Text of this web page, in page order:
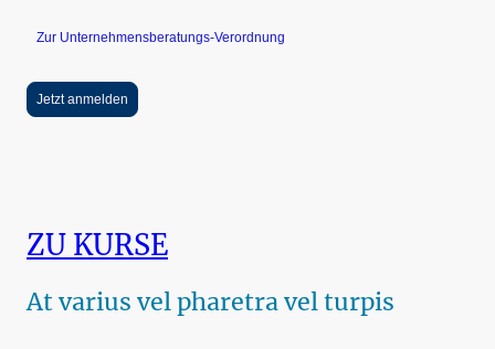
Zur Unternehmensberatungs-Verordnung
Jetzt anmelden
ZU KURSE
At varius vel pharetra vel turpis